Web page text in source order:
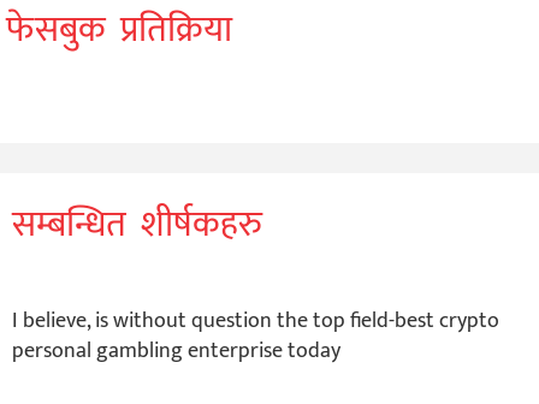
फेसबुक प्रतिक्रिया
सम्बन्धित शीर्षकहरु
I believe, is without question the top field-best crypto
personal gambling enterprise today